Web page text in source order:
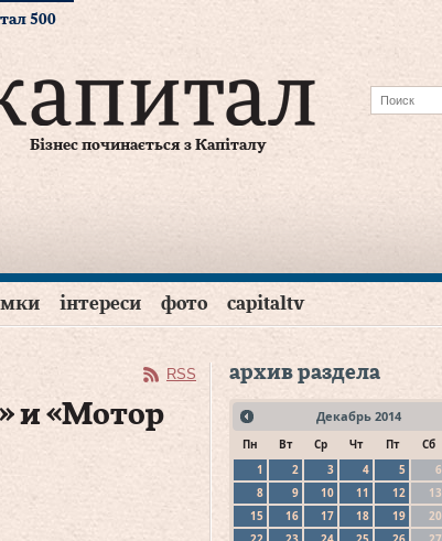
500
Бізнес починається з Капіталу
інтереси фото capitaltv
RSS
и «Мотор
архив раздела
Декабрь 2014
Пн Вт Ср Чт Пт Сб
1
2 3 4 5 6
8
9 10 11 12 13
15
16 17 18 19 20